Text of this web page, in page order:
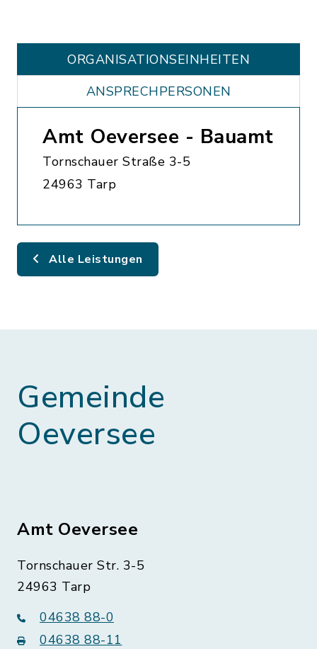
ORGANISATIONS­EINHEITEN
ANSPRECHPERSONEN
Amt Oeversee - Bauamt
Tornschauer Straße 3-5
24963 Tarp
Alle Leistungen
Gemeinde
Oeversee
Amt Oeversee
Tornschauer Str. 3-5
24963 Tarp
04638 88-0
04638 88-11